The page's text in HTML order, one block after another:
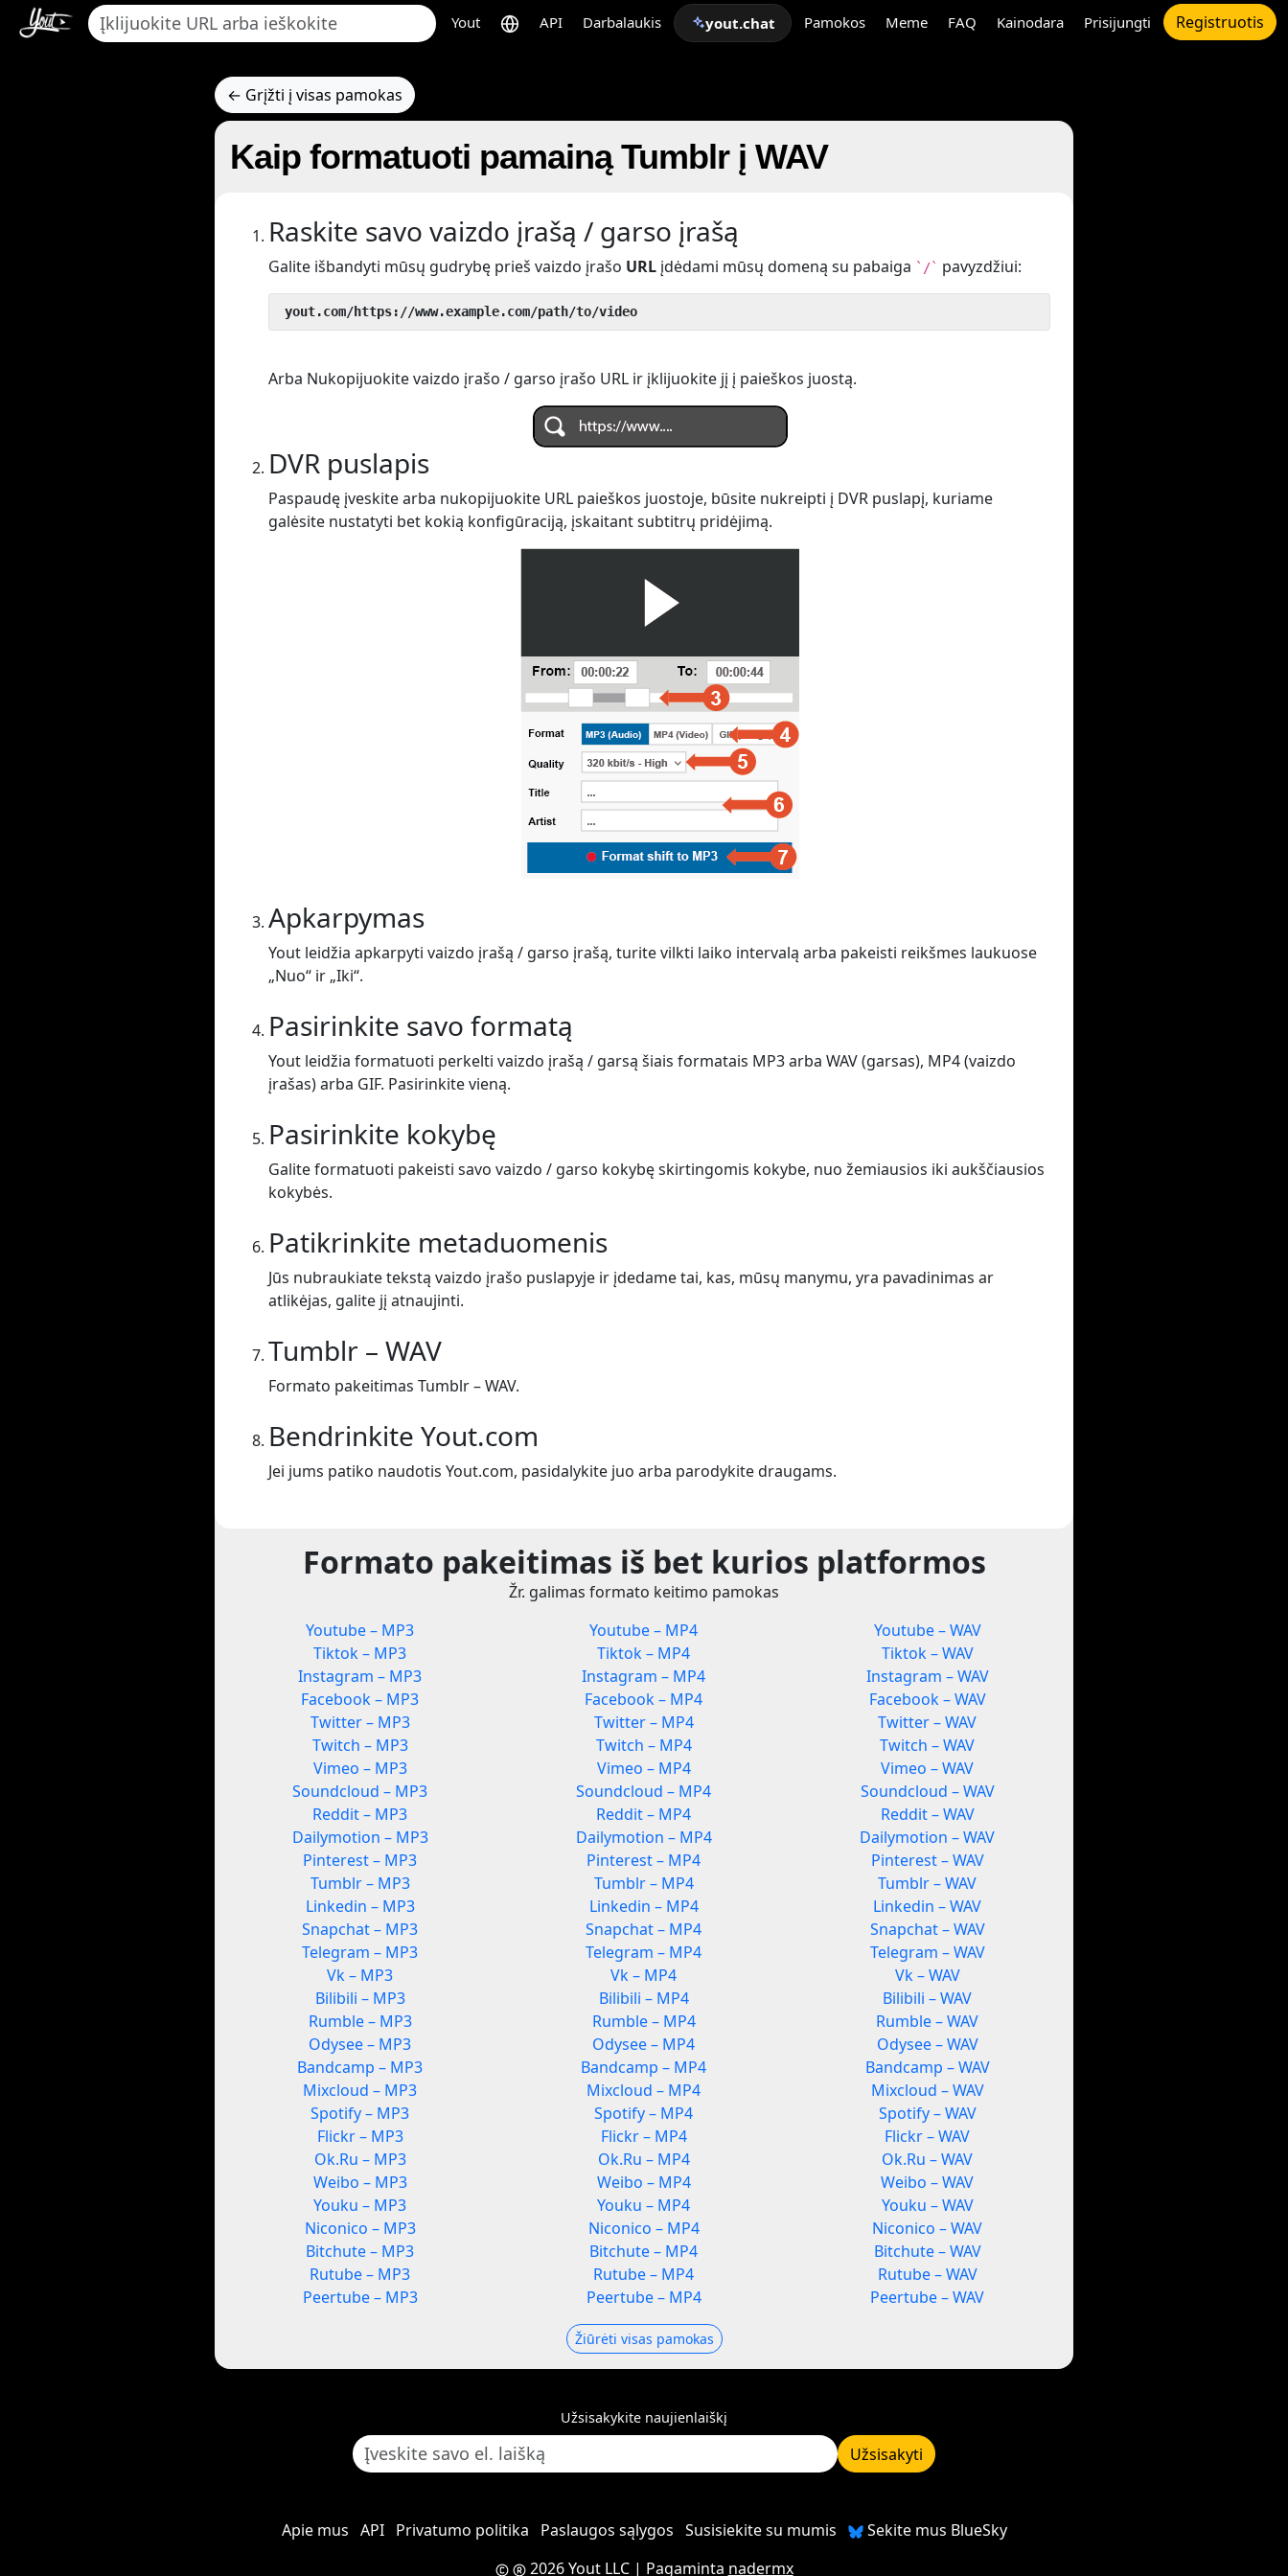
Yout API Darbalaukis yout.chat Pamokos Meme FAQ Kainodara Prisijungti Registruotis
← Grįžti į visas pamokas
Kaip formatuoti pamainą Tumblr į WAV
Raskite savo vaizdo įrašą / garso įrašą
Galite išbandyti mūsų gudrybę prieš vaizdo įrašo URL įdėdami mūsų domeną su pabaiga `/` pavyzdžiui:
yout.com/https://www.example.com/path/to/video
Arba Nukopijuokite vaizdo įrašo / garso įrašo URL ir įklijuokite jį į paieškos juostą.
DVR puslapis
Paspaudę įveskite arba nukopijuokite URL paieškos juostoje, būsite nukreipti į DVR puslapį, kuriame
galėsite nustatyti bet kokią konfigūraciją, įskaitant subtitrų pridėjimą.
Apkarpymas
Yout leidžia apkarpyti vaizdo įrašą / garso įrašą, turite vilkti laiko intervalą arba pakeisti reikšmes laukuose
„Nuo“ ir „Iki“.
Pasirinkite savo formatą
Yout leidžia formatuoti perkelti vaizdo įrašą / garsą šiais formatais MP3 arba WAV (garsas), MP4 (vaizdo
įrašas) arba GIF. Pasirinkite vieną.
Pasirinkite kokybę
Galite formatuoti pakeisti savo vaizdo / garso kokybę skirtingomis kokybe, nuo žemiausios iki aukščiausios
kokybės.
Patikrinkite metaduomenis
Jūs nubraukiate tekstą vaizdo įrašo puslapyje ir įdedame tai, kas, mūsų manymu, yra pavadinimas ar
atlikėjas, galite jį atnaujinti.
Tumblr – WAV
Formato pakeitimas Tumblr – WAV.
Bendrinkite Yout.com
Jei jums patiko naudotis Yout.com, pasidalykite juo arba parodykite draugams.
Formato pakeitimas iš bet kurios platformos
Žr. galimas formato keitimo pamokas
Youtube – MP3
Tiktok – MP3
Instagram – MP3
Facebook – MP3
Twitter – MP3
Twitch – MP3
Vimeo – MP3
Soundcloud – MP3
Reddit – MP3
Dailymotion – MP3
Pinterest – MP3
Tumblr – MP3
Linkedin – MP3
Snapchat – MP3
Telegram – MP3
Vk – MP3
Bilibili – MP3
Rumble – MP3
Odysee – MP3
Bandcamp – MP3
Mixcloud – MP3
Spotify – MP3
Flickr – MP3
Ok.Ru – MP3
Weibo – MP3
Youku – MP3
Niconico – MP3
Bitchute – MP3
Rutube – MP3
Peertube – MP3
Youtube – MP4
Tiktok – MP4
Instagram – MP4
Facebook – MP4
Twitter – MP4
Twitch – MP4
Vimeo – MP4
Soundcloud – MP4
Reddit – MP4
Dailymotion – MP4
Pinterest – MP4
Tumblr – MP4
Linkedin – MP4
Snapchat – MP4
Telegram – MP4
Vk – MP4
Bilibili – MP4
Rumble – MP4
Odysee – MP4
Bandcamp – MP4
Mixcloud – MP4
Spotify – MP4
Flickr – MP4
Ok.Ru – MP4
Weibo – MP4
Youku – MP4
Niconico – MP4
Bitchute – MP4
Rutube – MP4
Peertube – MP4
Youtube – WAV
Tiktok – WAV
Instagram – WAV
Facebook – WAV
Twitter – WAV
Twitch – WAV
Vimeo – WAV
Soundcloud – WAV
Reddit – WAV
Dailymotion – WAV
Pinterest – WAV
Tumblr – WAV
Linkedin – WAV
Snapchat – WAV
Telegram – WAV
Vk – WAV
Bilibili – WAV
Rumble – WAV
Odysee – WAV
Bandcamp – WAV
Mixcloud – WAV
Spotify – WAV
Flickr – WAV
Ok.Ru – WAV
Weibo – WAV
Youku – WAV
Niconico – WAV
Bitchute – WAV
Rutube – WAV
Peertube – WAV
Žiūrėti visas pamokas
Užsisakykite naujienlaiškį
Užsisakyti
Apie mus API Privatumo politika Paslaugos sąlygos Susisiekite su mumis
Sekite mus BlueSky
2026 Yout LLC| Pagaminta nadermx